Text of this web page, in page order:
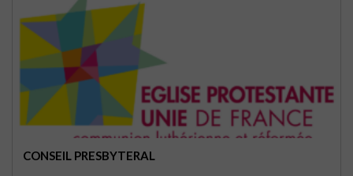
CONSEIL PRESBYTERAL